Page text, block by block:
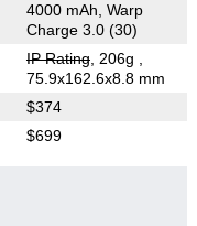
4000 mAh, Warp
Charge 3.0 (30)
IP Rating, 206g
75.9x162.6x8.8 mm
$374
$699